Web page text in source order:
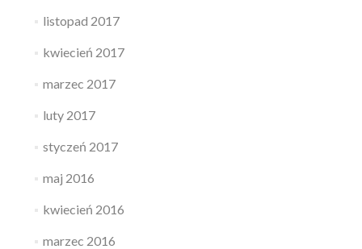
listopad 2017
kwiecień 2017
marzec 2017
luty 2017
styczeń 2017
maj 2016
kwiecień 2016
marzec 2016